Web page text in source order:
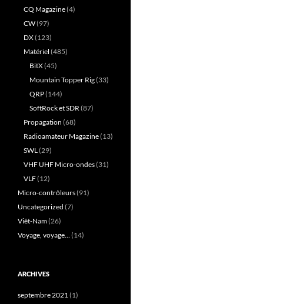
CQ Magazine(4)
CW(97)
DX(123)
Matériel (485)
BitX(45)
Mountain Topper Rig(33)
QRP(144)
SoftRock et SDR(87)
Propagation (68)
Radioamateur Magazine(13)
SWL(29)
VHF UHF Micro-ondes(31)
VLF(12)
Micro-contrôleurs(91)
Uncategorized (7)
Viêt-Nam(26)
Voyage, voyage…(14)
ARCHIVES
septembre 2021(1)